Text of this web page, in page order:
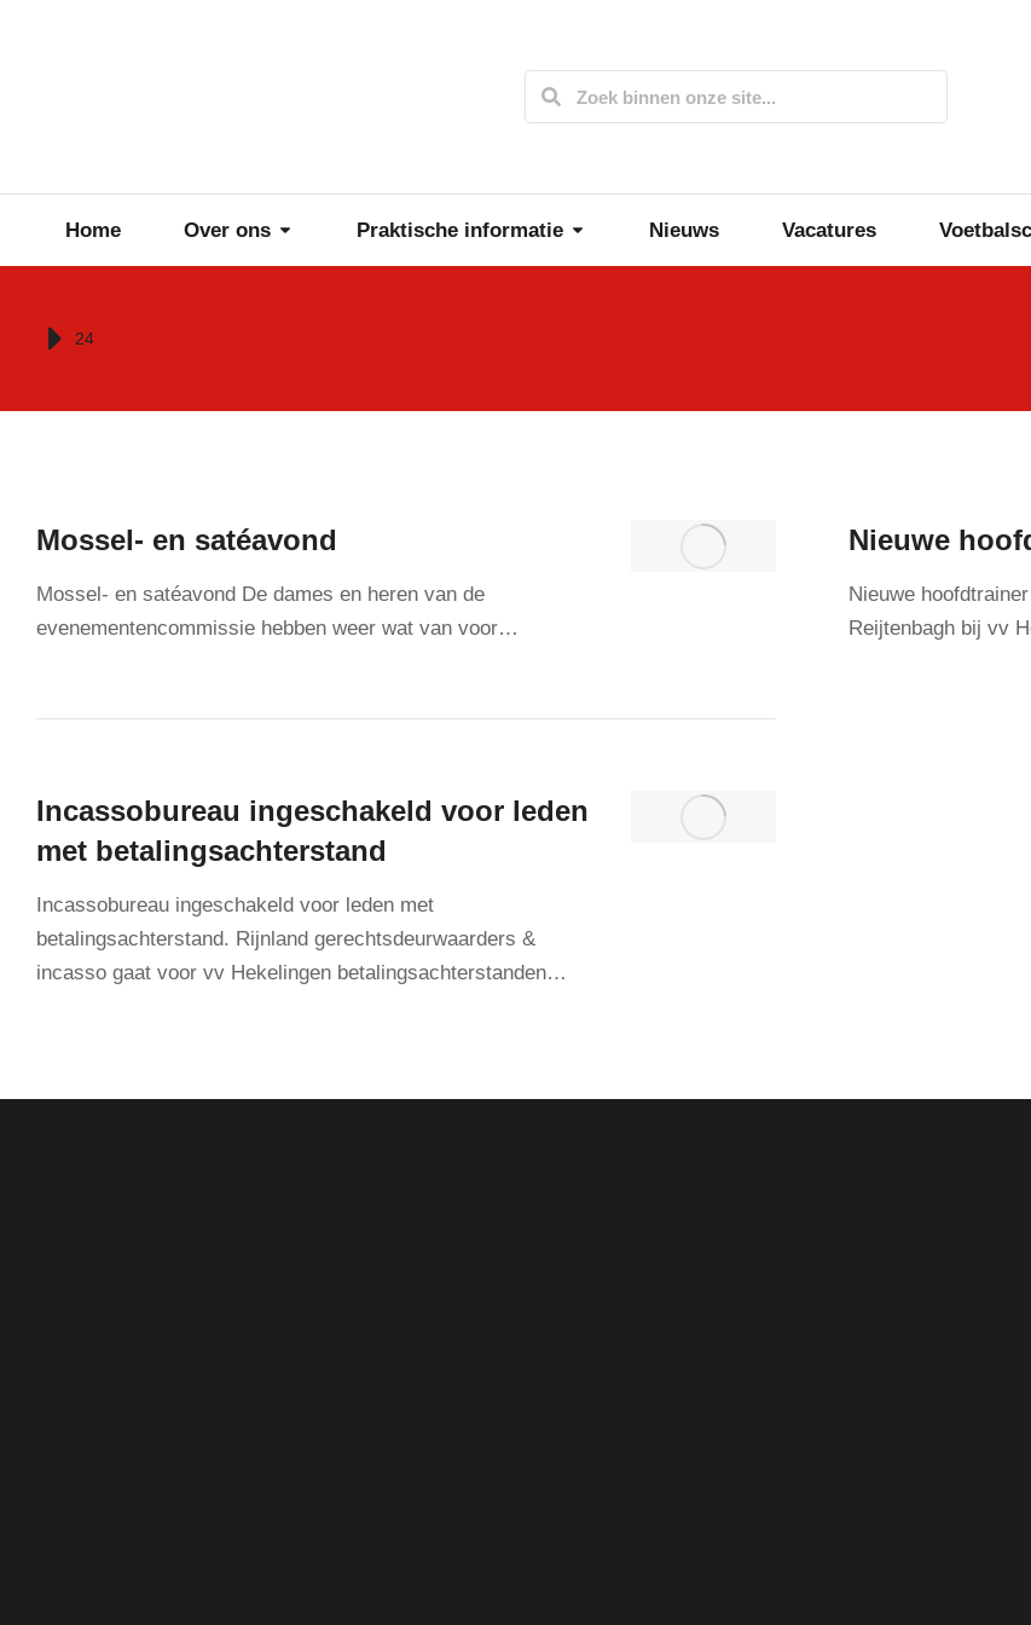
Home Over ons Praktische informatie Nieuws Vacatures
Je bent hier:
24
Mossel- en satéavond
Mossel- en satéavond De dames en heren van de
evenementencommissie hebben weer wat van voor…
Nieuwe
Nieuwe
Reijtenbagh bij vv
Incassobureau ingeschakeld voor leden
met betalingsachterstand
Incassobureau ingeschakeld voor leden met
betalingsachterstand. Rijnland gerechtsdeurwaarders &
incasso gaat voor vv Hekelingen betalingsachterstanden…